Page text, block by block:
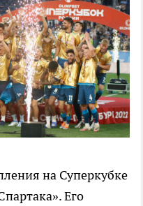
на Суперкубке
Его